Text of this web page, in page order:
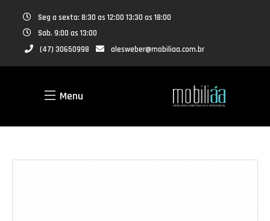
Seg a sexta: 8:30 as 12:00 13:30 as 18:00
Sab. 9:00 as 13:00
(47) 30650998
alesweber@mobiliaa.com.br
Menu